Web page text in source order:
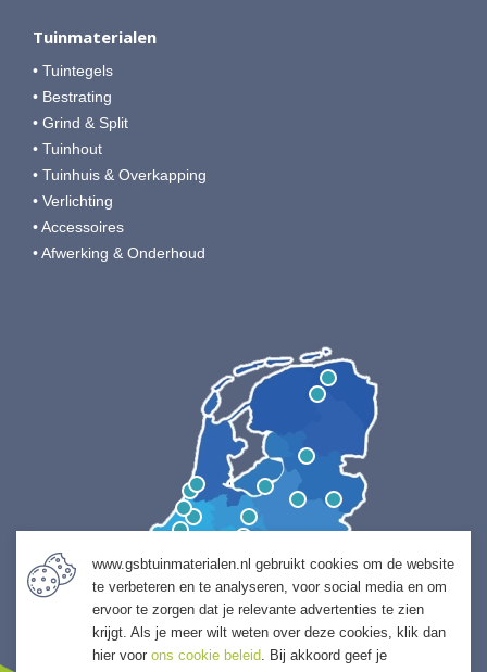
Tuinmaterialen
• Tuintegels
• Bestrating
• Grind & Split
• Tuinhout
• Tuinhuis & Overkapping
• Verlichting
• Accessoires
• Afwerking & Onderhoud
www.gsbtuinmaterialen.nl gebruikt cookies om de website
te verbeteren en te analyseren, voor social media en om
ervoor te zorgen dat je relevante advertenties te zien
krijgt. Als je meer wilt weten over deze cookies, klik dan
hier voor ons cookie beleid. Bij akkoord geef je